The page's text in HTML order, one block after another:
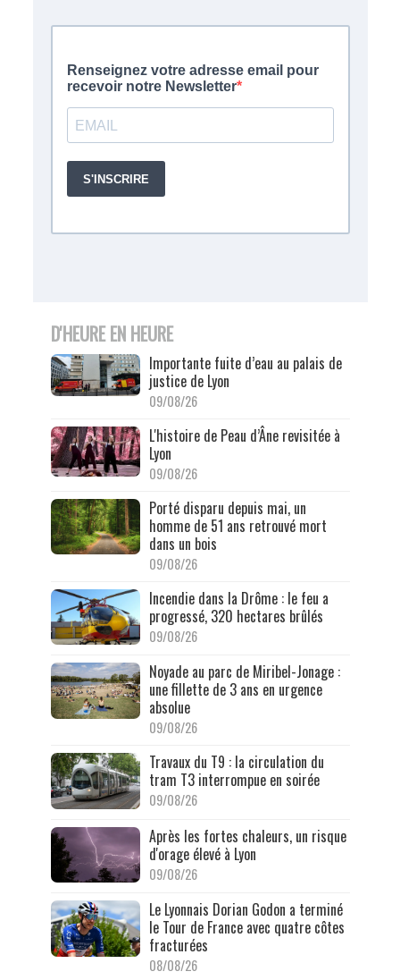
D'HEURE EN HEURE
Importante fuite d’eau au palais de
justice de Lyon
09/08/26
L'histoire de Peau d’Âne revisitée à
Lyon
09/08/26
Porté disparu depuis mai, un
homme de 51 ans retrouvé mort
dans un bois
09/08/26
Incendie dans la Drôme : le feu a
progressé, 320 hectares brûlés
09/08/26
Noyade au parc de Miribel-Jonage :
une fillette de 3 ans en urgence
absolue
09/08/26
Travaux du T9 : la circulation du
tram T3 interrompue en soirée
09/08/26
Après les fortes chaleurs, un risque
d'orage élevé à Lyon
09/08/26
Le Lyonnais Dorian Godon a terminé
le Tour de France avec quatre côtes
fracturées
08/08/26